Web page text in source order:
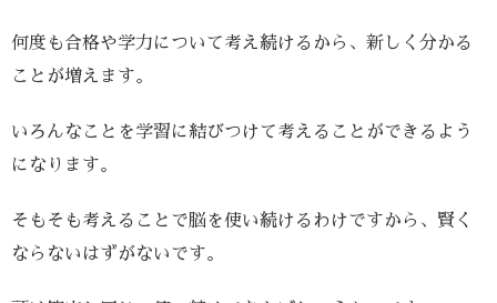
何度も合格や学力について考え続けるから、新しく分かる
ことが増えます。
いろんなことを学習に結びつけて考えることができるよう
になります。
そもそも考えることで脳を使い続けるわけですから、賢く
ならないはずがないです。